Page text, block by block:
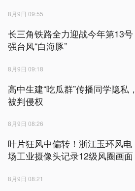
8月9日 09:55
长三角铁路全力迎战今年第13号
强台风“白海豚”
8月9日 09:18
高中生建“吃瓜群”传播同学隐私，
被判侵权
8月9日 08:26
叶片狂风中偏转！浙江玉环风电
场工业摄像头记录12级风圈画面
8月9日 08:21